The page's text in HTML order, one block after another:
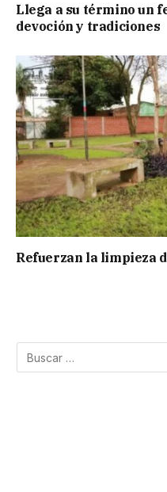
Llega a su término un
devoción y tradiciones
Refuerzan la limpieza